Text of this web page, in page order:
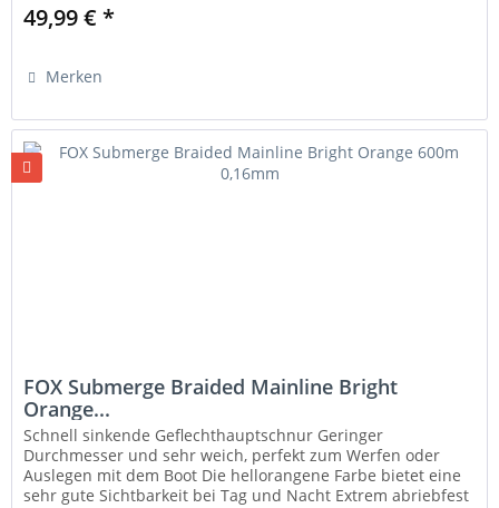
49,99 € *
Merken
FOX Submerge Braided Mainline Bright
Orange...
Schnell sinkende Geflechthauptschnur Geringer
Durchmesser und sehr weich, perfekt zum Werfen oder
Auslegen mit dem Boot Die hellorangene Farbe bietet eine
sehr gute Sichtbarkeit bei Tag und Nacht Extrem abriebfest